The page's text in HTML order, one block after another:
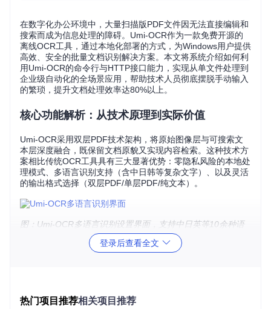
在数字化办公环境中，大量扫描版PDF文件因无法直接编辑和
搜索而成为信息处理的障碍。Umi-OCR作为一款免费开源的
离线OCR工具，通过本地化部署的方式，为Windows用户提供
高效、安全的批量文档识别解决方案。本文将系统介绍如何利
用Umi-OCR的命令行与HTTP接口能力，实现从单文件处理到
企业级自动化的全场景应用，帮助技术人员彻底摆脱手动输入
的繁琐，提升文档处理效率达80%以上。
核心功能解析：从技术原理到实际价值
Umi-OCR采用双层PDF技术架构，将原始图像层与可搜索文
本层深度融合，既保留文档原貌又实现内容检索。这种技术方
案相比传统OCR工具具有三大显著优势：零隐私风险的本地处
理模式、多语言识别支持（含中日韩等复杂文字）、以及灵活
的输出格式选择（双层PDF/单层PDF/纯文本）。
图：Umi-OCR多语言识别设置界面，支持中日英等10余种语
从项目仓库获取最新版本：
登录后查看全文
热门项目推荐相关项目推荐